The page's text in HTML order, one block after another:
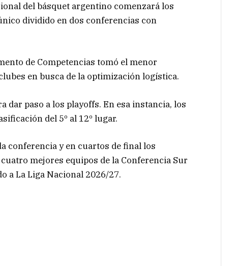
del básquet argentino comenzará los
dividido en dos conferencias con
de Competencias tomó el menor
en busca de la optimización logística.
dar paso a los playoffs. En esa instancia, los
del 5º al 12º lugar.
conferencia y en cuartos de final los
mejores equipos de la Conferencia Sur
a La Liga Nacional 2026/27.